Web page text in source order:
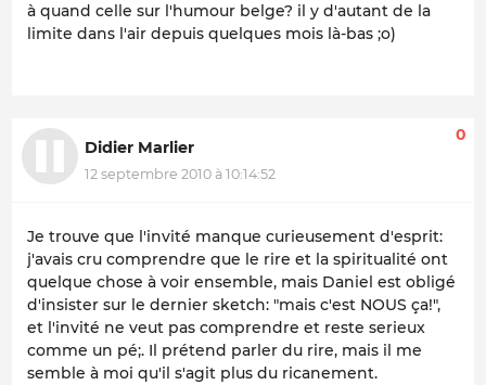
à quand celle sur l'humour belge? il y d'autant de la
limite dans l'air depuis quelques mois là-bas ;o)
Didier Marlier
12 septembre 2010 à 10:14:52
0
Je trouve que l'invité manque curieusement d'esprit:
j'avais cru comprendre que le rire et la spiritualité ont
quelque chose à voir ensemble, mais Daniel est obligé
d'insister sur le dernier sketch: "mais c'est NOUS ça!",
et l'invité ne veut pas comprendre et reste serieux
comme un pé;. Il prétend parler du rire, mais il me
semble à moi qu'il s'agit plus du ricanement.